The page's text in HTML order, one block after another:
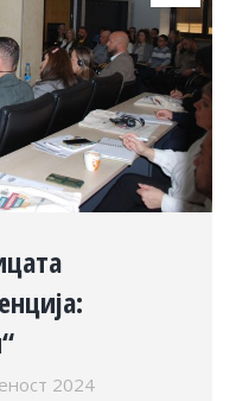
2024